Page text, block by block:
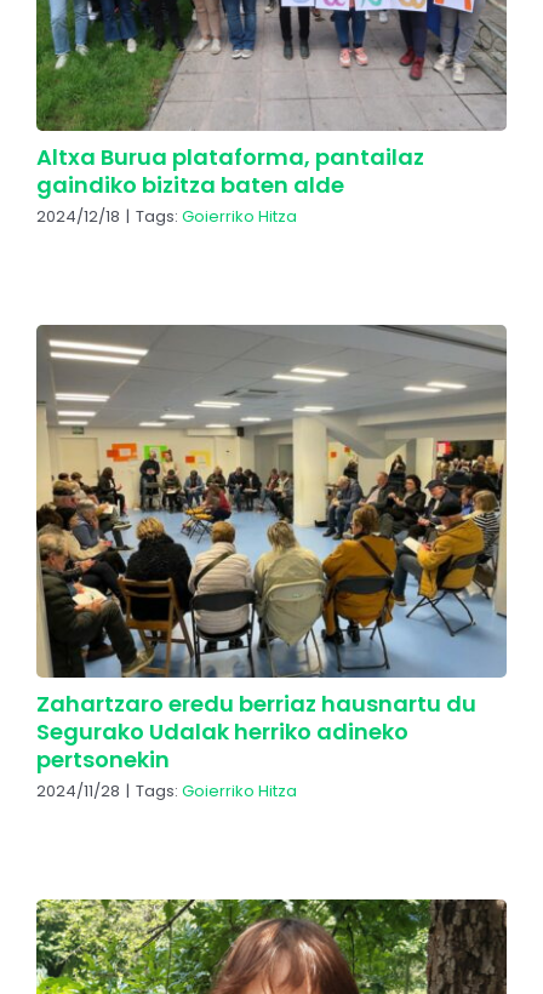
Altxa Burua plataforma, pantailaz
gaindiko bizitza baten alde
2024/12/18 | Tags: Goierriko Hitza
Zahartzaro eredu berriaz hausnartu du
Segurako Udalak herriko adineko
pertsonekin
2024/11/28 | Tags: Goierriko Hitza